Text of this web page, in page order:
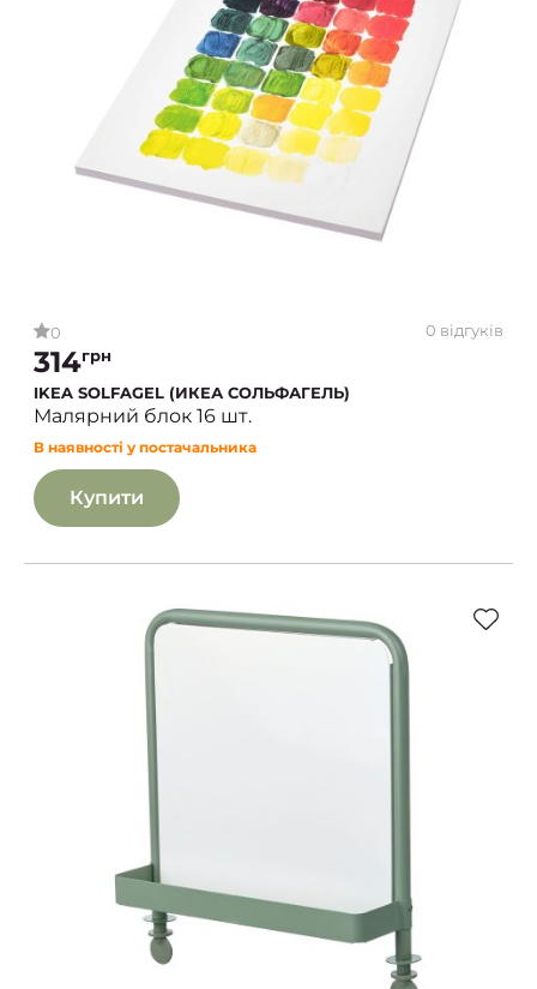
0 0 відгуків
314грн
IKEA SOLFAGEL (ИКЕА СОЛЬФАГЕЛЬ)
Малярний блок 16 шт.
В наявності у постачальника
Купити